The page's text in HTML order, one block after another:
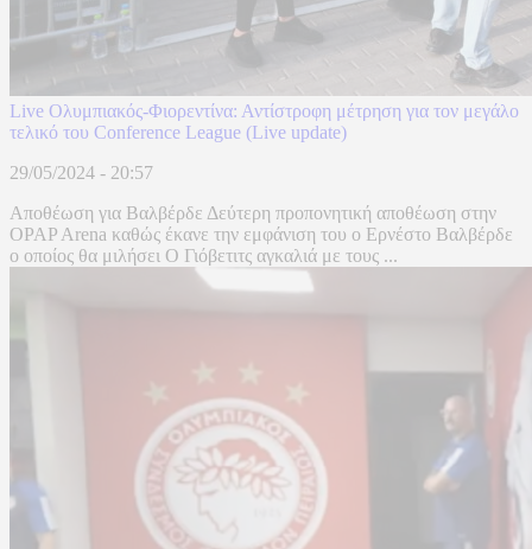
Live Ολυμπιακός-Φιορεντίνα: Αντίστροφη μέτρηση για τον μεγάλο
τελικό του Conference League (Live update)
29/05/2024 - 20:57
Αποθέωση για Βαλβέρδε Δεύτερη προπονητική αποθέωση στην
OPAP Arena καθώς έκανε την εμφάνιση του ο Ερνέστο Βαλβέρδε
ο οποίος θα μιλήσει Ο Γιόβετιτς αγκαλιά με τους ...